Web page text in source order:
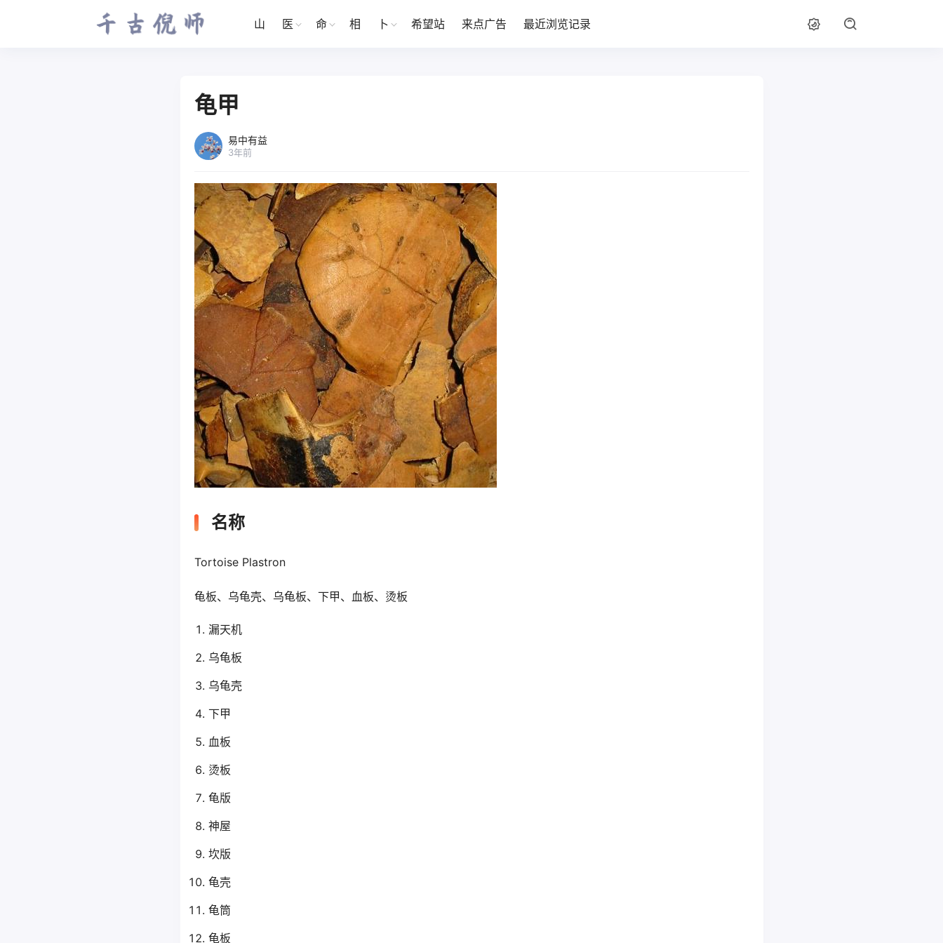
山 医 命 相 卜 希望站 来点广告 最近浏览记录
龟甲
易中有益
3年前
名称
Tortoise Plastron
龟板、乌龟壳、乌龟板、下甲、血板、烫板
漏天机
乌龟板
乌龟壳
下甲
血板
烫板
龟版
神屋
坎版
龟壳
龟筒
龟板